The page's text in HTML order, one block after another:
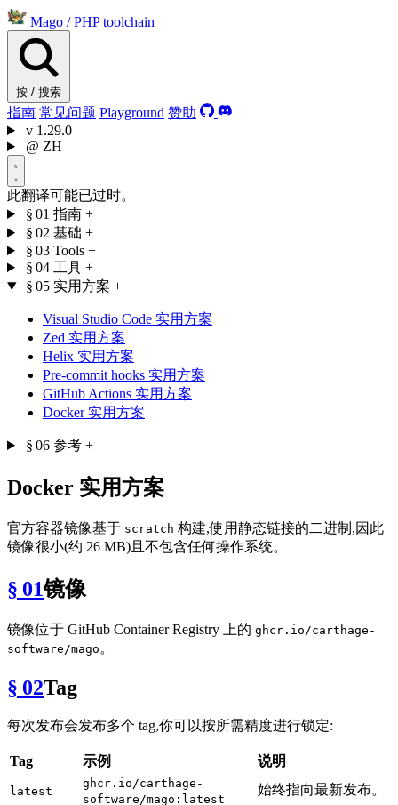
Mago / PHP toolchain
按 / 搜索
指南 常见问题 Playground 赞助
v 1.29.0
@ ZH
此翻译可能已过时。
§ 01 指南 +
§ 02 基础 +
§ 03 Tools +
§ 04 工具 +
§ 05 实用方案 +
Visual Studio Code 实用方案
Zed 实用方案
Helix 实用方案
Pre-commit hooks 实用方案
GitHub Actions 实用方案
Docker 实用方案
§ 06 参考 +
Docker 实用方案
官方容器镜像基于 scratch 构建,使用静态链接的二进制,因此
镜像很小(约 26 MB)且不包含任何操作系统。
§ 01镜像
镜像位于 GitHub Container Registry 上的 ghcr.io/carthage-
software/mago 。
§ 02Tag
每次发布会发布多个 tag,你可以按所需精度进行锁定:
Tag 示例 说明
latest
ghcr.io/carthage-
software/mago:latest
始终指向最新发布。